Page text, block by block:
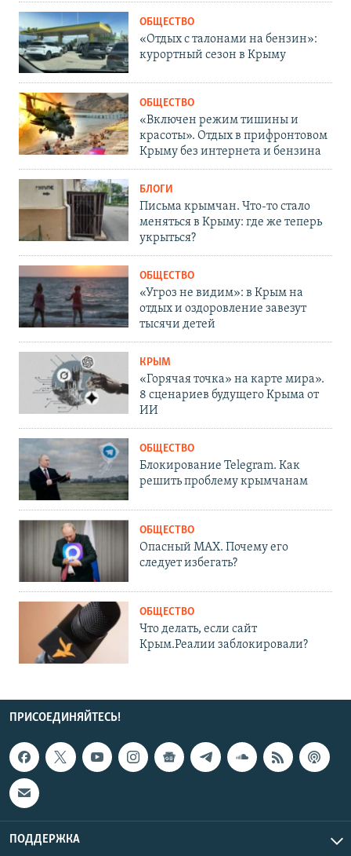
ОБЩЕСТВО
«Отдых с талонами на бензин»:
курортный сезон в Крыму
ОБЩЕСТВО
«Включен режим тишины и
красоты». Отдых в прифронтовом
Крыму без интернета и бензина
БЛОГИ
Письма крымчан. Что-то стало
меняться в Крыму: где же теперь
укрыться?
ОБЩЕСТВО
«Угроз не видим»: в Крым на
отдых и оздоровление завезут
тысячи детей
КРЫМ
«Горячая точка» на карте мира».
8 сценариев будущего Крыма от
ИИ
ОБЩЕСТВО
Блокирование Telegram. Как
решить проблему крымчанам
ОБЩЕСТВО
Опасный MAX. Почему его
следует избегать?
ОБЩЕСТВО
Что делать, если сайт
Крым.Реалии заблокировали?
ПРИСОЕДИНЯЙТЕСЬ!
ПОДДЕРЖКА